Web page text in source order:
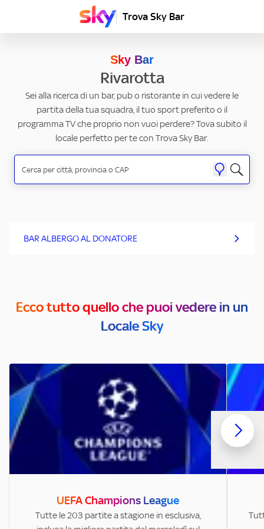
Trova Sky Bar
Sky Bar
Rivarotta
Sei alla ricerca di un bar, pub o ristorante in cui vedere le
partita della tua squadra, il tuo sport preferito o il
programma TV che proprio non vuoi perdere? Tova subito il
locale perfetto per te con Trova Sky Bar.
BAR ALBERGO AL DONATORE
Ecco tutto quello che puoi vedere in un
Locale Sky
UEFA Champions League
Tutte le 203 partite a stagione in esclusiva,